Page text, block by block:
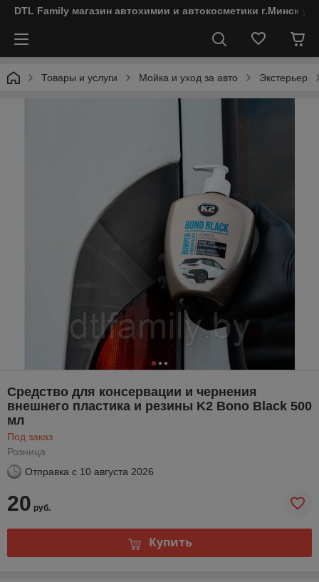
DTL Family магазин автохимии и автокосметики г.Минск
Товары и услуги Мойка и уход за авто Экстерьер
Средство для консервации и чернения
внешнего пластика и резины K2 Bono Black 500
мл
Под заказ
Розница
Отправка с 10 августа 2026
20 руб.
Купить